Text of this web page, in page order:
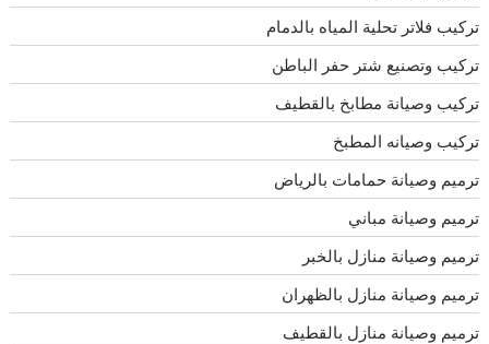
تركيب فلاتر تحلية المياه بالدمام
تركيب وتصنيع شتر حفر الباطن
تركيب وصيانة مطابخ بالقطيف
تركيب وصيانه المطبخ
ترميم وصيانة حمامات بالرياض
ترميم وصيانة مباني
ترميم وصيانة منازل بالخبر
ترميم وصيانة منازل بالظهران
ترميم وصيانة منازل بالقطيف